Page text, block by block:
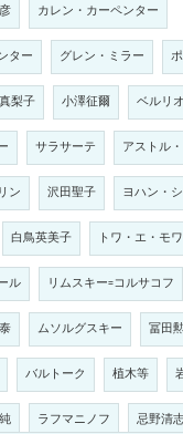
カレン・カーペンター
ター グレン・ミラー
梨子 小澤征爾 ベルリ
サラサーテ アストル
ン 沢田聖子 ヨハン・
白鳥英美子 トワ・エ・モワ
ル リムスキー=コルサコフ
ムソルグスキー 冨田
バルトーク 植木等
ラフマニノフ 忌野清